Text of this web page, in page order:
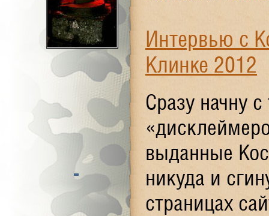
Интервью с
Клинке 2012
Сразу начну
выданные
никуда и
страницах